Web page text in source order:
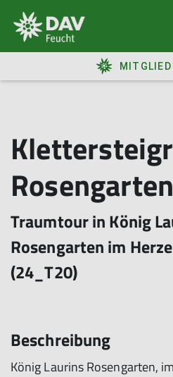
MITGLIED
Rosengarten
Traumtour in König
Rosengarten im
(24_T20)
Beschreibung
König Laurins Rosengarten,